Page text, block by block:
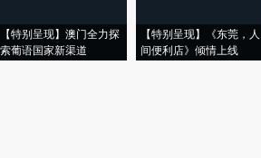
【特别呈现】澳门全力探
索葡语国家新渠道
【特别呈现】《东莞，人
间便利店》倾情上线